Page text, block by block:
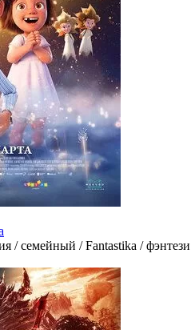
/ семейный / Fantastika / фэнтези